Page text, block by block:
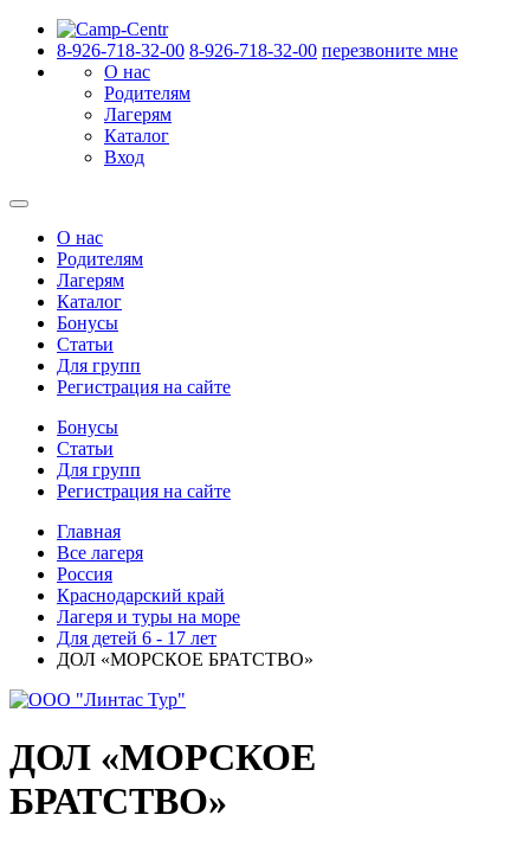
8-926-718-32-00 8-926-718-32-00 перезвоните мне
О нас
Родителям
Лагерям
Каталог
Вход
О нас
Родителям
Лагерям
Каталог
Бонусы
Статьи
Для групп
Регистрация на сайте
Бонусы
Статьи
Для групп
Регистрация на сайте
Главная
Все лагеря
Россия
Краснодарский край
Лагеря и туры на море
Для детей 6 - 17 лет
ДОЛ «МОРСКОЕ БРАТСТВО»
ДОЛ «МОРСКОЕ
БРАТСТВО»